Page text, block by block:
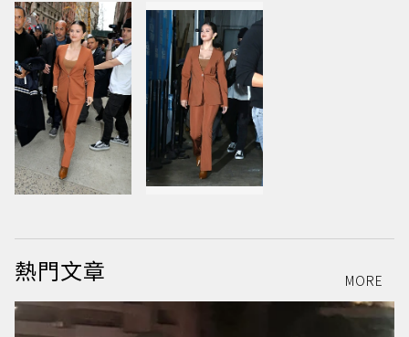
熱門文章 MORE